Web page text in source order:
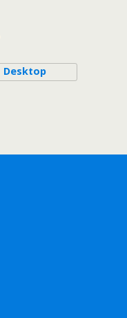
Desktop